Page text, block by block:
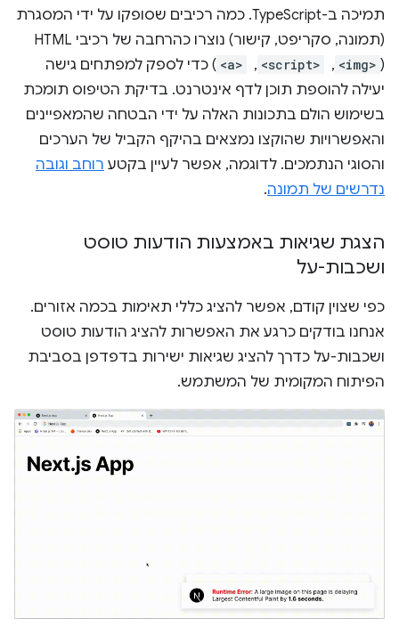
תמיכה ב-TypeScript. כמה רכיבים שסופקו על ידי המסגרת
(תמונה, סקריפט, קישור) נוצרו כהרחבה של רכיבי HTML
(
<img>
, ‏
<script>
, ‏
<a> ) כדי לספק למפתחים גישה
יעילה להוספת תוכן לדף אינטרנט. בדיקת הטיפוס תומכת
בשימוש הולם בתכונות האלה על ידי הבטחה שהמאפיינים
והאפשרויות שהוקצו נמצאים בהיקף הקביל של הערכים
והסוגי הנתמכים. לדוגמה, אפשר לעיין בקטע רוחב וגובה
נדרשים של תמונה.
הצגת שגיאות באמצעות הודעות טוסט
ושכבות-על
כפי שצוין קודם, אפשר להציג כללי תאימות בכמה אזורים.
אנחנו בודקים כרגע את האפשרות להציג הודעות טוסט
ושכבות-על כדרך להציג שגיאות ישירות בדפדפן בסביבת
הפיתוח המקומית של המשתמש.